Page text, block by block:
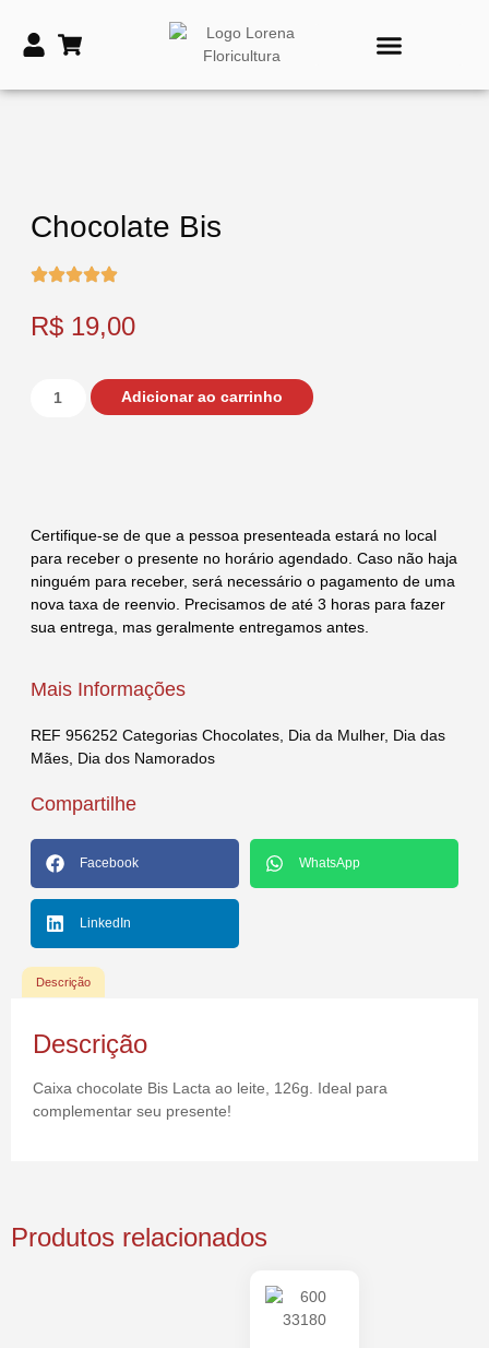
Chocolate Bis
R$ 19,00
Adicionar ao carrinho
Certifique-se de que a pessoa presenteada estará no local
para receber o presente no horário agendado. Caso não haja
ninguém para receber, será necessário o pagamento de uma
nova taxa de reenvio. Precisamos de até 3 horas para fazer
sua entrega, mas geralmente entregamos antes.
Mais Informações
REF 956252 Categorias Chocolates Dia da Mulher, Dia das
Mães Dia dos Namorados
Compartilhe
Facebook WhatsApp
LinkedIn
Descrição
Descrição
Caixa chocolate Bis Lacta ao leite, 126g. Ideal para
complementar seu presente!
Produtos relacionados